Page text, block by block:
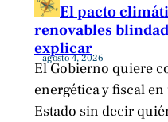
El pacto
renovables
explicar
agosto 4, 2026
El Gobierno quiere
energética y fiscal
Estado sin decir